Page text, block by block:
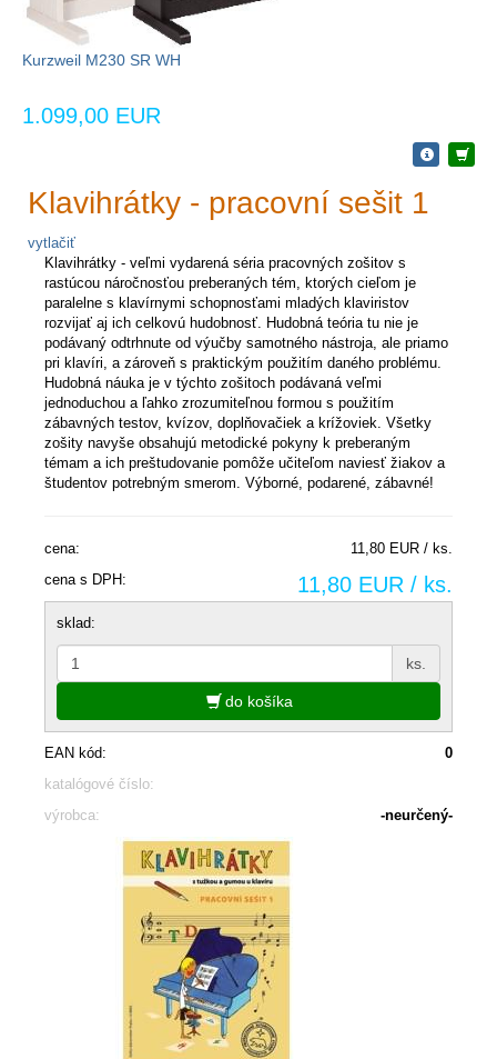
Kurzweil M230 SR WH
1.099,00 EUR
Klavihrátky - pracovní sešit 1
vytlačiť
Klavihrátky - veľmi vydarená séria pracovných zošitov s
rastúcou náročnosťou preberaných tém, ktorých cieľom je
paralelne s klavírnymi schopnosťami mladých klaviristov
rozvijať aj ich celkovú hudobnosť. Hudobná teória tu nie je
podávaný odtrhnute od výučby samotného nástroja, ale priamo
pri klavíri, a zároveň s praktickým použitím daného problému.
Hudobná náuka je v týchto zošitoch podávaná veľmi
jednoduchou a ľahko zrozumiteľnou formou s použitím
zábavných testov, kvízov, doplňovačiek a krížoviek. Všetky
zošity navyše obsahujú metodické pokyny k preberaným
témam a ich preštudovanie pomôže učiteľom naviesť žiakov a
študentov potrebným smerom. Výborné, podarené, zábavné!
cena:
11,80 EUR / ks.
cena s DPH:
11,80 EUR / ks.
sklad:
ks.
do košíka
EAN kód:
0
katalógové číslo:
výrobca:
-neurčený-